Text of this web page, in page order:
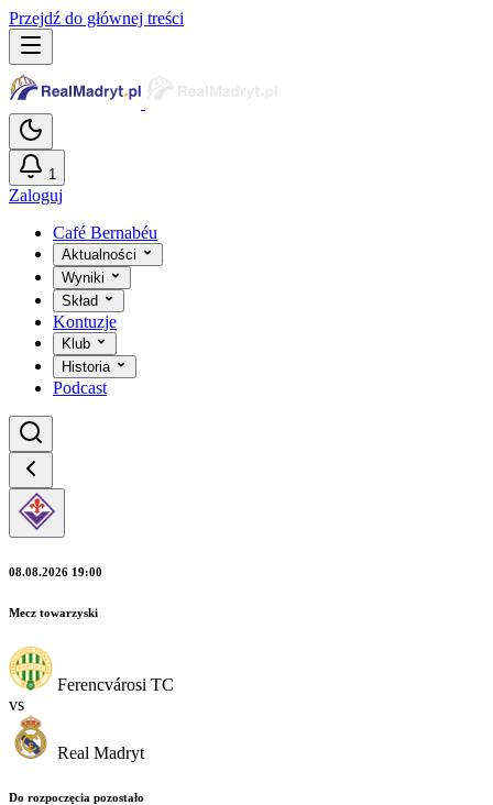
Przejdź do głównej treści
1
Zaloguj
Café Bernabéu
Aktualności
Wyniki
Skład
Kontuzje
Klub
Historia
Podcast
08.08.2026 19:00
Mecz towarzyski
Ferencvárosi TC
vs
Real Madryt
Do rozpoczęcia pozostało